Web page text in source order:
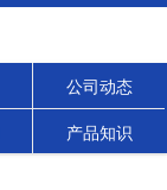
公司动态
产品知识